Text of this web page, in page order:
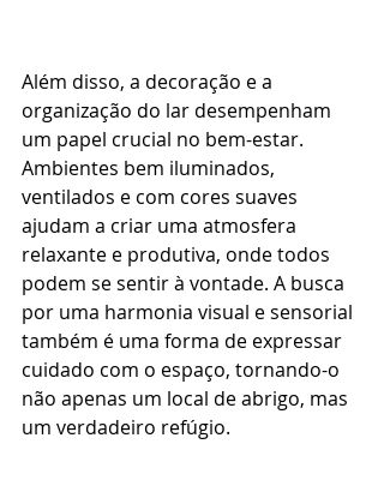
Além disso, a decoração e a
organização do lar desempenham
um papel crucial no bem-estar.
Ambientes bem iluminados,
ventilados e com cores suaves
ajudam a criar uma atmosfera
relaxante e produtiva, onde todos
podem se sentir à vontade. A busca
por uma harmonia visual e sensorial
também é uma forma de expressar
cuidado com o espaço, tornando-o
não apenas um local de abrigo, mas
um verdadeiro refúgio.